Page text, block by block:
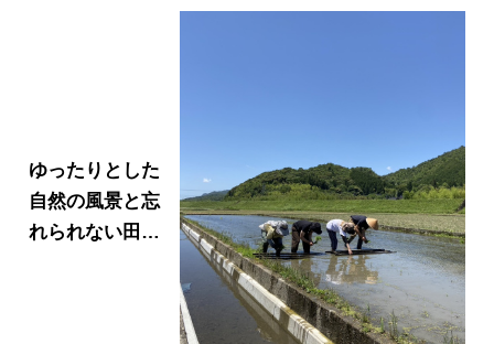
ゆったりとした
自然の風景と忘
れられない田舎